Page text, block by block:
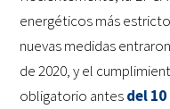
energéticos más
nuevas medidas
de 2020, y el
obligatorio antesdel